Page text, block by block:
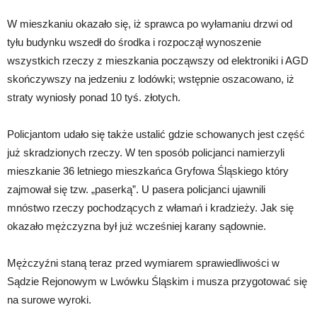
W mieszkaniu okazało się, iż sprawca po wyłamaniu drzwi od
tyłu budynku wszedł do środka i rozpoczął wynoszenie
wszystkich rzeczy z mieszkania począwszy od elektroniki i AGD
skończywszy na jedzeniu z lodówki; wstępnie oszacowano, iż
straty wyniosły ponad 10 tyś. złotych.
Policjantom udało się także ustalić gdzie schowanych jest część
już skradzionych rzeczy. W ten sposób policjanci namierzyli
mieszkanie 36 letniego mieszkańca Gryfowa Śląskiego który
zajmował się tzw. „paserką”. U pasera policjanci ujawnili
mnóstwo rzeczy pochodzących z włamań i kradzieży. Jak się
okazało mężczyzna był już wcześniej karany sądownie.
Mężczyźni staną teraz przed wymiarem sprawiedliwości w
Sądzie Rejonowym w Lwówku Śląskim i musza przygotować się
na surowe wyroki.